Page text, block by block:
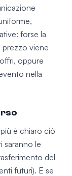
forse la
prezzo viene
oppure
nella
è chiaro ciò
saranno le
del
futuri). E se